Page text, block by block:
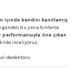
içinde kendini kanıtlamış
günden bu yana binlerce
performansıyla öne çıkan
inceliyoruz.
dedektoru